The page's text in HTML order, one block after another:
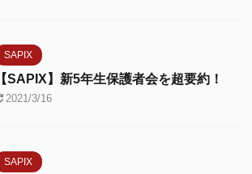
SAPIX
【SAPIX】新5年生保護者会を超要約！
2021/3/16
SAPIX